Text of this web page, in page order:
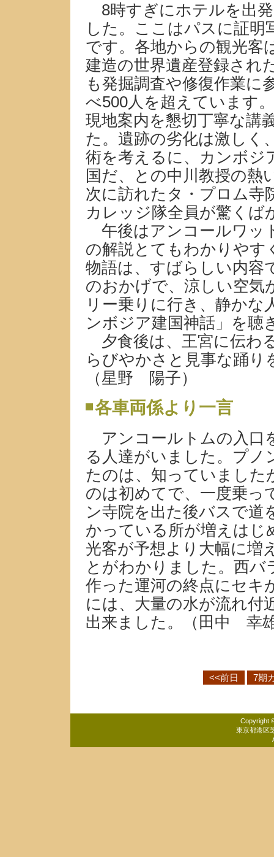
8時すぎにホテルを出
した。ここはパスに証明
です。各地からの観光客
建造の世界遺産登録され
も発掘調査や修復作業に
べ500人を超えています
現地案内を懇切丁寧な講
た。遺跡の劣化は激しく
術を考えるに、カンボジ
国だ、との中川教授の熱
次に訪れたタ・プロム寺
カレッジ隊全員が驚くば
午後はアンコールワッ
の解説とてもわかりやす
物語は、すばらしい内容
のおかげで、涼しい空気
リー乗りに行き、静かな
ンボジア建国神話」を聴
夕食後は、王宮に伝わ
らびやかさと見事な踊り
（星野 陽子）
各車両係より一言
アンコールトムの入口
る人達がいました。プ
たのは、知っていました
のは初めてで、一度乗っ
ン寺院を出た後バスで道
かっている所が増えはじ
光客が予想より大幅に増
とがわかりました。西
作った運河の終点にセキ
には、大量の水が流れ付
出来ました。（田中 幸
<<前日 7期
Copyright
東京都港区